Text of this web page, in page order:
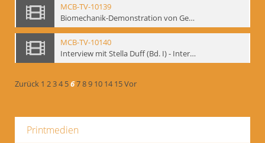
MCB-TV-10139
Biomechanik-Demonstration von Gennadij Bogdanow im Filmtheater am Friedrichshain, Oktober 1992 - Interne Signatur: BM-vid-56
MCB-TV-10140
Interview mit Stella Duff (Bd. I) - Interne Signatur: BM-vid-57
Zurück 1 234 56789 10 14 15Vor
Printmedien